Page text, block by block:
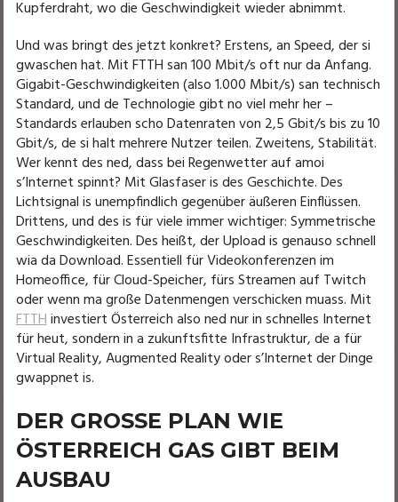
Kupferdraht, wo die Geschwindigkeit wieder abnimmt.
Und was bringt des jetzt konkret? Erstens, an Speed, der si
gwaschen hat. Mit FTTH san 100 Mbit/s oft nur da Anfang.
Gigabit-Geschwindigkeiten (also 1.000 Mbit/s) san technisch
Standard, und de Technologie gibt no viel mehr her –
Standards erlauben scho Datenraten von 2,5 Gbit/s bis zu 10
Gbit/s, de si halt mehrere Nutzer teilen. Zweitens, Stabilität.
Wer kennt des ned, dass bei Regenwetter auf amoi
s’Internet spinnt? Mit Glasfaser is des Geschichte. Des
Lichtsignal is unempfindlich gegenüber äußeren Einflüssen.
Drittens, und des is für viele immer wichtiger: Symmetrische
Geschwindigkeiten. Des heißt, der Upload is genauso schnell
wia da Download. Essentiell für Videokonferenzen im
Homeoffice, für Cloud-Speicher, fürs Streamen auf Twitch
oder wenn ma große Datenmengen verschicken muass. Mit
FTTHinvestiert Österreich also ned nur in schnelles Internet
für heut, sondern in a zukunftsfitte Infrastruktur, de a für
Virtual Reality, Augmented Reality oder s’Internet der Dinge
gwappnet is.
DER GROSSE PLAN WIE Ö
STERREICH GAS GIBT BEIM A
USBAU